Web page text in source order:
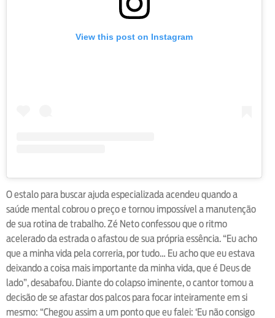
View this post on Instagram
O estalo para buscar ajuda especializada acendeu quando a
saúde mental cobrou o preço e tornou impossível a manutenção
de sua rotina de trabalho. Zé Neto confessou que o ritmo
acelerado da estrada o afastou de sua própria essência. “Eu acho
que a minha vida pela correria, por tudo… Eu acho que eu estava
deixando a coisa mais importante da minha vida, que é Deus de
lado”, desabafou. Diante do colapso iminente, o cantor tomou a
decisão de se afastar dos palcos para focar inteiramente em si
mesmo: “Chegou assim a um ponto que eu falei: ‘Eu não consigo